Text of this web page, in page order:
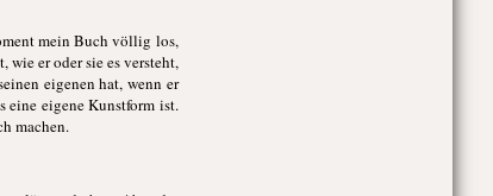
mein Buch völlig los,
wie er oder sie es versteht,
eigenen hat, wenn er
eine eigene Kunstform ist.
machen.